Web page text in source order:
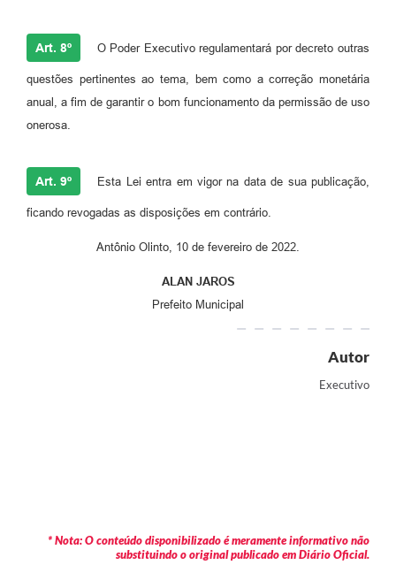
Art. 8º O Poder Executivo regulamentará por decreto outras
questões pertinentes ao tema, bem como a correção monetária
anual, a fim de garantir o bom funcionamento da permissão de uso
onerosa.
Art. 9º Esta Lei entra em vigor na data de sua publicação,
ficando revogadas as disposições em contrário.
Antônio Olinto, 10 de fevereiro de 2022.
ALAN JAROS
Prefeito Municipal
Autor
Executivo
* Nota: O conteúdo disponibilizado é meramente informativo não
substituindo o original publicado em Diário Oficial.